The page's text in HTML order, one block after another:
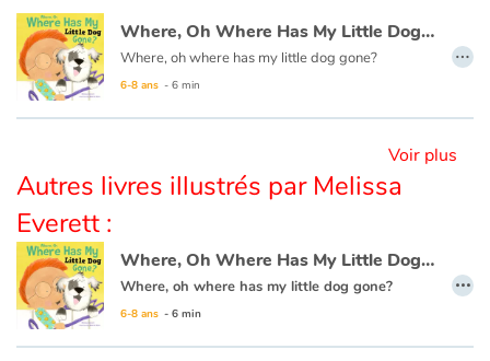
Par thématique
Rencontres et témoignages
Autour de la lecture
Apprendre à lire
Livre audio
Where, Oh Where Has My Little Dog Gone
Where, oh where has my little dog gone?
6-8 ans - 6 min
…
Voir plus
Autres livres illustrés par Melissa
Everett :
Where, Oh Where Has My Little Dog Gone
Where, oh where has my little dog gone?
6-8 ans - 6 min
…